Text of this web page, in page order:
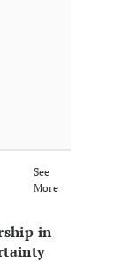
See
More
in